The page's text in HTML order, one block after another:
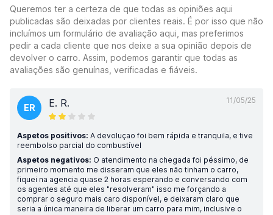
Queremos ter a certeza de que todas as opiniões aqui
publicadas são deixadas por clientes reais. É por isso que não
incluímos um formulário de avaliação aqui, mas preferimos
pedir a cada cliente que nos deixe a sua opinião depois de
devolver o carro. Assim, podemos garantir que todas as
avaliações são genuínas, verificadas e fiáveis.
11/05/25
ER E. R.
Aspetos positivos: A devoluçao foi bem rápida e tranquila, e tive
reembolso parcial do combustível
Aspetos negativos: O atendimento na chegada foi péssimo, de
primeiro momento me disseram que eles não tinham o carro,
fiquei na agencia quase 2 horas esperando e conversando com
os agentes até que eles "resolveram" isso me forçando a
comprar o seguro mais caro disponível, e deixaram claro que
seria a única maneira de liberar um carro para mim, inclusive o